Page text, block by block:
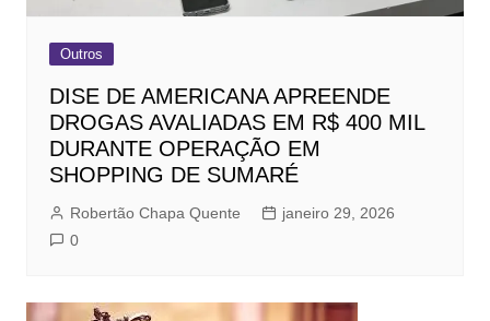
Outros
DISE DE AMERICANA APREENDE
DROGAS AVALIADAS EM R$ 400 MIL
DURANTE OPERAÇÃO EM
SHOPPING DE SUMARÉ
Robertão Chapa Quente
janeiro 29, 2026
0